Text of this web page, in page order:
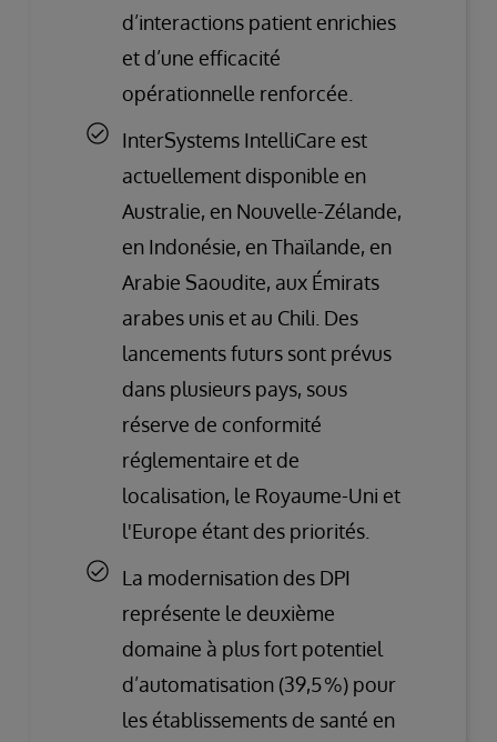
d’interactions patient enrichies
et d’une efficacité
opérationnelle renforcée.
InterSystems IntelliCare est
actuellement disponible en
Australie, en Nouvelle-Zélande,
en Indonésie, en Thaïlande, en
Arabie Saoudite, aux Émirats
arabes unis et au Chili. Des
lancements futurs sont prévus
dans plusieurs pays, sous
réserve de conformité
réglementaire et de
localisation, le Royaume-Uni et
l'Europe étant des priorités.
La modernisation des DPI
représente le deuxième
domaine à plus fort potentiel
d’automatisation (39,5 %) pour
les établissements de santé en